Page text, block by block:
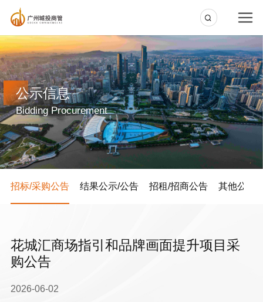
公示信息
Bidding Procurement
招标/采购公告 结果公示/公告 招租/招商公告 其他公告
花城汇商场指引和品牌画面提升项目采
购公告
2026-06-02